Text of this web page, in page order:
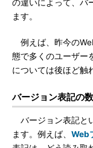
の違いによって、バ
ます。
例えば、昨今の
態で多くのユーザー
については後ほど触
バージョン表記の
バージョン表記と
ます。例えば、 Web